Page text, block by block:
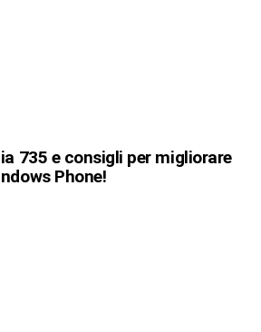
735 e consigli per migliorare
Phone!